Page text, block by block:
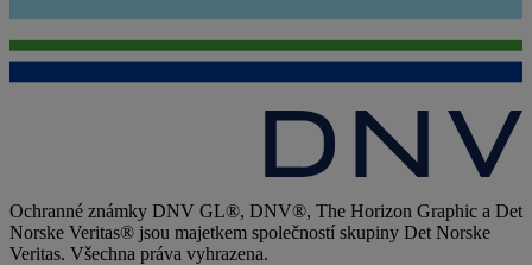
Ochranné známky DNV GL®, DNV®, The Horizon Graphic a Det
Norske Veritas® jsou majetkem společností skupiny Det Norske
Veritas. Všechna práva vyhrazena.